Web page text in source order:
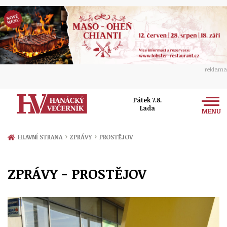
reklama
Pátek 7.8.
Lada
MENU
Zprávy
Přerov
Politika
Ekonomika
Kultura
Hudba
Společnost
Ženy
Sport
HLAVNÍ STRANA › ZPRÁVY › PROSTĚJOV
ZPRÁVY - PROSTĚJOV